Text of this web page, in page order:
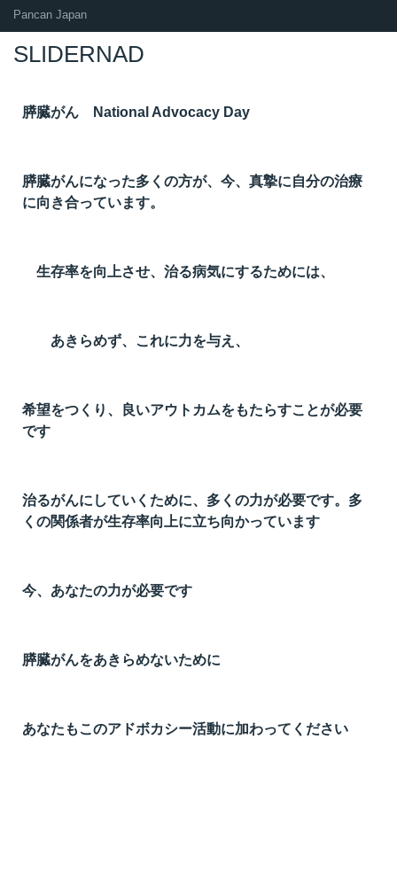
Pancan Japan
SLIDERNAD
膵臓がん National Advocacy Day
膵臓がんになった多くの方が、今、真摯に自分の治療
に向き合っています。
生存率を向上させ、治る病気にするためには、
あきらめず、これに力を与え、
希望をつくり、良いアウトカムをもたらすことが必要
です
治るがんにしていくために、多くの力が必要です。多
くの関係者が生存率向上に立ち向かっています
今、あなたの力が必要です
膵臓がんをあきらめないために
あなたもこのアドボカシー活動に加わってください